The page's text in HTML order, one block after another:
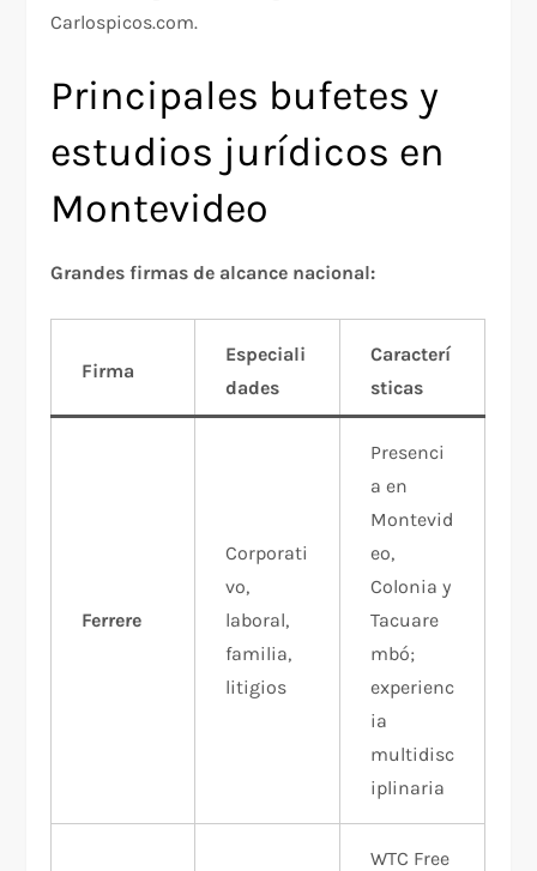
Carlospicos.com.​
Principales bufetes y
estudios jurídicos en
Montevideo
Grandes firmas de alcance nacional:
Firma
Especiali
dades
Caracterí
sticas
Ferrere
Corporati
vo,
laboral,
familia,
litigios
Presenci
a en
Montevid
eo,
Colonia y
Tacuare
mbó;
experienc
ia
multidisc
iplinaria​
WTC Free